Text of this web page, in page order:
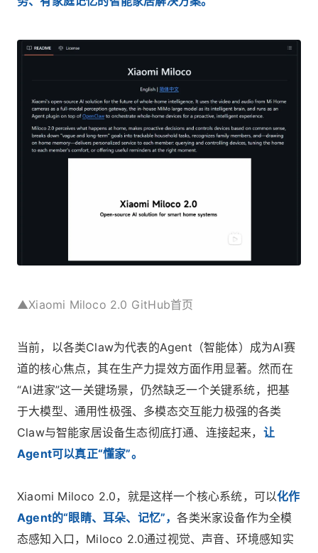
▲Xiaomi Miloco 2.0 GitHub首页
当前，以各类Claw为代表的Agent（智能体）成为AI赛
道的核心焦点，其在生产力提效方面作用显著。然而在
“AI进家”这一关键场景，仍然缺乏一个关键系统，把基
于大模型、通用性极强、多模态交互能力极强的各类
Claw与智能家居设备生态彻底打通、连接起来， 让
Agent可以真正“懂家”。
Xiaomi Miloco 2.0，就是这样一个核心系统，可以化作
Agent的“眼睛、耳朵、记忆”，各类米家设备作为全模
态感知入口，Miloco 2.0通过视觉、声音、环境感知实